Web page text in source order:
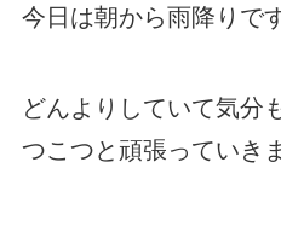
今日は朝から雨降りで
どんよりしていて気分
つこつと頑張っていき